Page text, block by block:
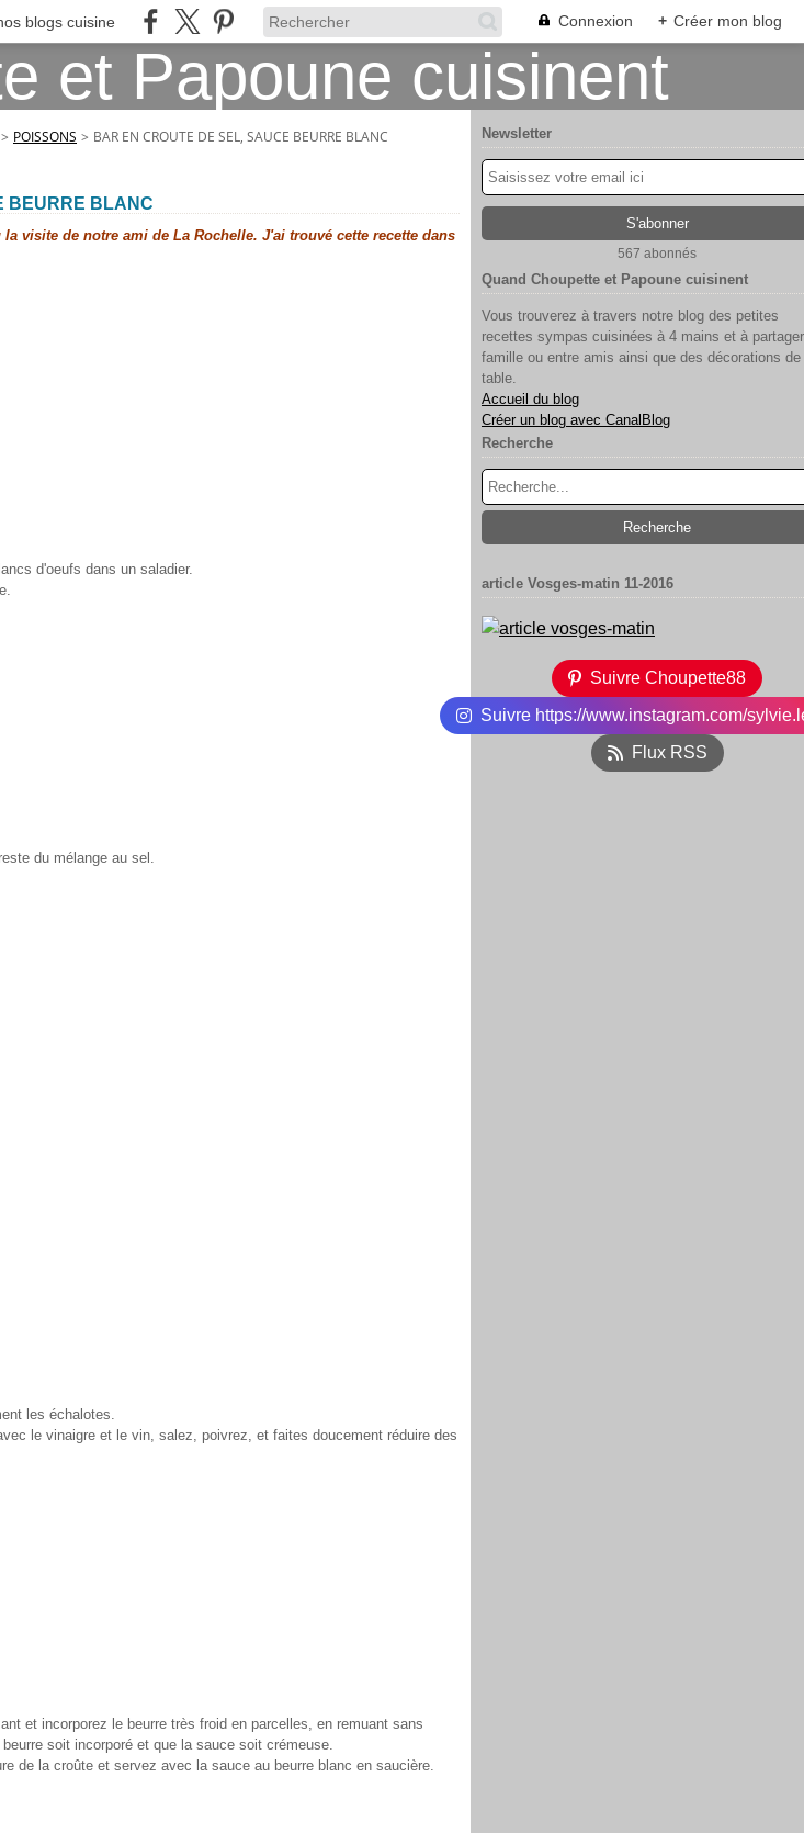
blogs cuisine Connexion + Créer mon blog
> POISSONS > BAR EN CROUTE DE SEL, SAUCE BEURRE BLANC
BEURRE BLANC
visite de notre ami de La Rochelle. J'ai trouvé cette recette dans
d'oeufs dans un saladier.
du mélange au sel.
les échalotes.
le vinaigre et le vin, salez, poivrez, et faites doucement réduire des
et incorporez le beurre très froid en parcelles, en remuant sans
soit incorporé et que la sauce soit crémeuse.
de la croûte et servez avec la sauce au beurre blanc en saucière.
Newsletter
567 abonnés
Quand Choupette et Papoune cuisinent
Vous trouverez à travers notre blog des petites
recettes sympas cuisinées à 4 mains et à
famille ou entre amis ainsi que des décorations de
table.
Accueil du blog
Créer un blog avec CanalBlog
Recherche
article Vosges-matin 11-2016
Suivre Choupette88
Suivre https://www.instagram.com/
Flux RSS